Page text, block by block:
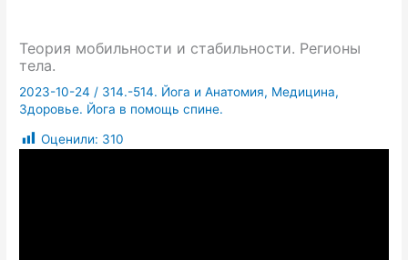
Теория мобильности и стабильности. Регионы
тела.
2023-10-24 / 314.-514. Йога и Анатомия, Медицина,
Здоровье. Йога в помощь спине.
Оценили: 310